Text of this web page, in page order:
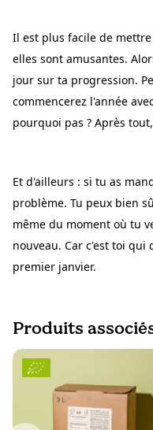
Il est plus facile de
elles sont amusantes.
jour sur ta progression.
commencerez l'année
pourquoi pas ? Après
Et d'ailleurs : si tu as
problème. Tu peux bien
même du moment où tu
nouveau. Car c'est toi qui
premier janvier.
Produits